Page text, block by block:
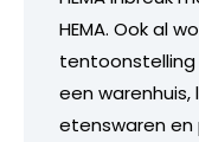
HEMA. Ook al
tentoonstelling
een warenhuis,
etenswaren en